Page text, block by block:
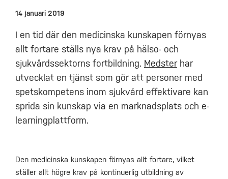
14 januari 2019
I en tid där den medicinska kunskapen förnyas
allt fortare ställs nya krav på hälso- och
sjukvårdssektorns fortbildning. Medsterhar
utvecklat en tjänst som gör att personer med
spetskompetens inom sjukvård effektivare kan
sprida sin kunskap via en marknadsplats och e-
learningplattform.
Den medicinska kunskapen förnyas allt fortare, vilket
ställer allt högre krav på kontinuerlig utbildning av